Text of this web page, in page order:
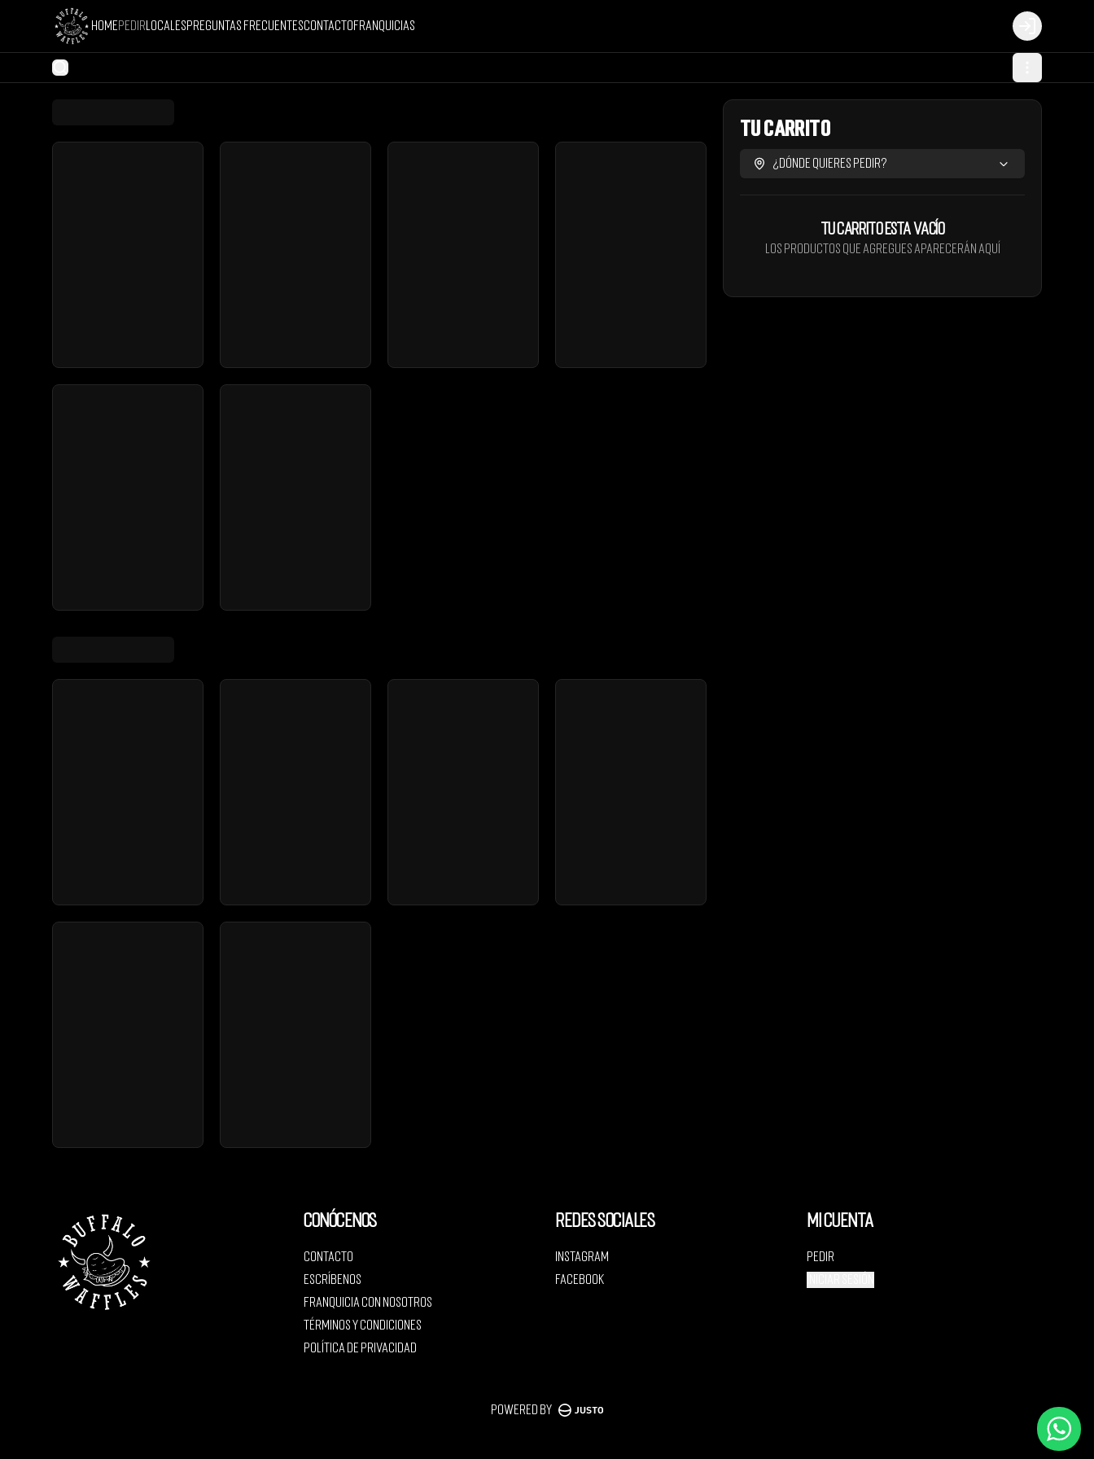
Home Pedir Locales Preguntas FrecuentesContacto Franquicias
Login
Tu Carrito
¿Dónde quieres pedir?
Tu carrito esta vacío
Los productos que agregues aparecerán aquí
Conócenos
Contacto
Escríbenos
Franquicia con nosotros
Términos y condiciones
Política de privacidad
Redes sociales
Instagram
Facebook
Mi cuenta
Pedir
Powered by